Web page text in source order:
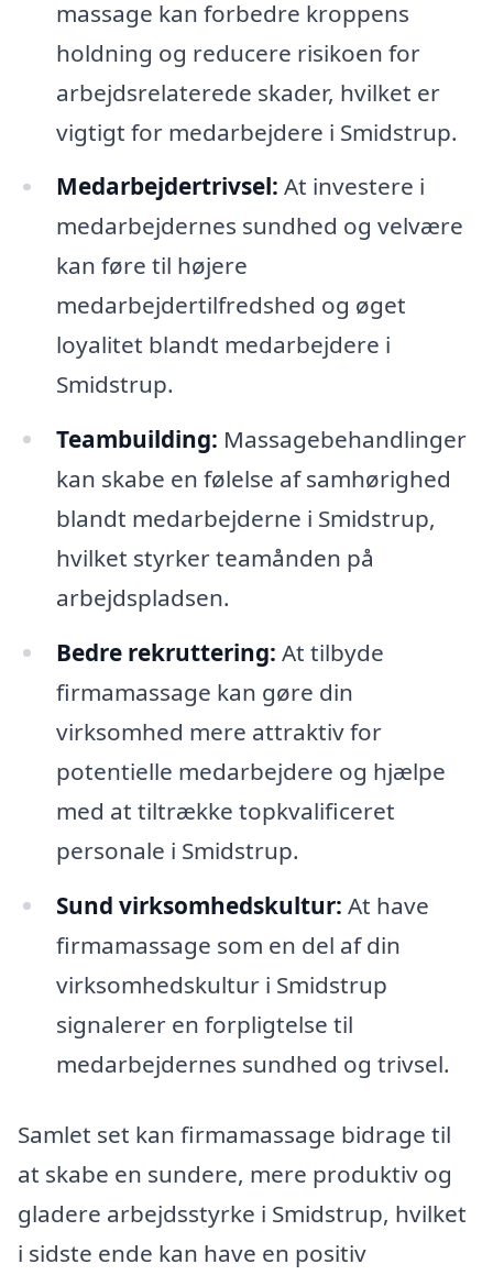
massage kan forbedre kroppens
holdning og reducere risikoen for
arbejdsrelaterede skader, hvilket er
vigtigt for medarbejdere i Smidstrup.
Medarbejdertrivsel: At investere i
medarbejdernes sundhed og velvære
kan føre til højere
medarbejdertilfredshed og øget
loyalitet blandt medarbejdere i
Smidstrup.
Teambuilding: Massagebehandlinger
kan skabe en følelse af samhørighed
blandt medarbejderne i Smidstrup,
hvilket styrker teamånden på
arbejdspladsen.
Bedre rekruttering: At tilbyde
firmamassage kan gøre din
virksomhed mere attraktiv for
potentielle medarbejdere og hjælpe
med at tiltrække topkvalificeret
personale i Smidstrup.
Sund virksomhedskultur: At have
firmamassage som en del af din
virksomhedskultur i Smidstrup
signalerer en forpligtelse til
medarbejdernes sundhed og trivsel.
Samlet set kan firmamassage bidrage til
at skabe en sundere, mere produktiv og
gladere arbejdsstyrke i Smidstrup, hvilket
i sidste ende kan have en positiv